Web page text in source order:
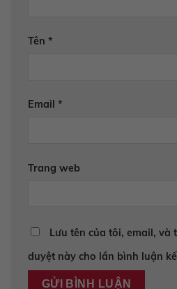
Tên *
Email *
Trang web
Lưu tên của tôi, email,
duyệt này cho lần bình luận